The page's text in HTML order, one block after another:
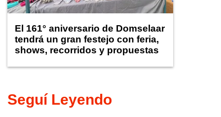
El 161° aniversario de Domselaar
tendrá un gran festejo con feria,
shows, recorridos y propuestas
Seguí Leyendo